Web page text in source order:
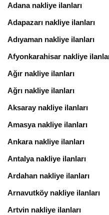
Adana nakliye ilanları
Adapazarı nakliye ilanları
Adıyaman nakliye ilanları
Afyonkarahisar nakliye
Ağır nakliye ilanları
Ağrı nakliye ilanları
Aksaray nakliye ilanları
Amasya nakliye ilanları
Ankara nakliye ilanları
Antalya nakliye ilanları
Ardahan nakliye ilanları
Arnavutköy nakliye ilanları
Artvin nakliye ilanları